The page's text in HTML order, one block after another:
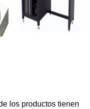
los productos tienen